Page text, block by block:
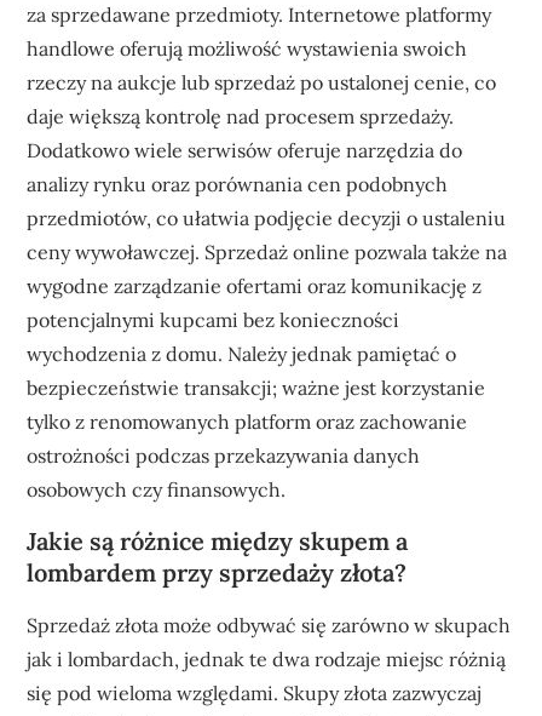
za sprzedawane przedmioty. Internetowe platformy
handlowe oferują możliwość wystawienia swoich
rzeczy na aukcje lub sprzedaż po ustalonej cenie, co
daje większą kontrolę nad procesem sprzedaży.
Dodatkowo wiele serwisów oferuje narzędzia do
analizy rynku oraz porównania cen podobnych
przedmiotów, co ułatwia podjęcie decyzji o ustaleniu
ceny wywoławczej. Sprzedaż online pozwala także na
wygodne zarządzanie ofertami oraz komunikację z
potencjalnymi kupcami bez konieczności
wychodzenia z domu. Należy jednak pamiętać o
bezpieczeństwie transakcji; ważne jest korzystanie
tylko z renomowanych platform oraz zachowanie
ostrożności podczas przekazywania danych
osobowych czy finansowych.
Jakie są różnice między skupem a
lombardem przy sprzedaży złota?
Sprzedaż złota może odbywać się zarówno w skupach
jak i lombardach, jednak te dwa rodzaje miejsc różnią
się pod wieloma względami. Skupy złota zazwyczaj